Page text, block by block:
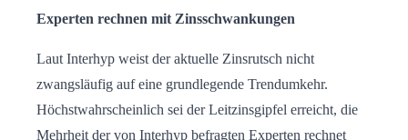
Experten rechnen mit Zinsschwankungen
Laut Interhyp weist der aktuelle Zinsrutsch nicht
zwangsläufig auf eine grundlegende Trendumkehr.
Höchstwahrscheinlich sei der Leitzinsgipfel erreicht, die
Mehrheit der von Interhyp befragten Experten rechnet